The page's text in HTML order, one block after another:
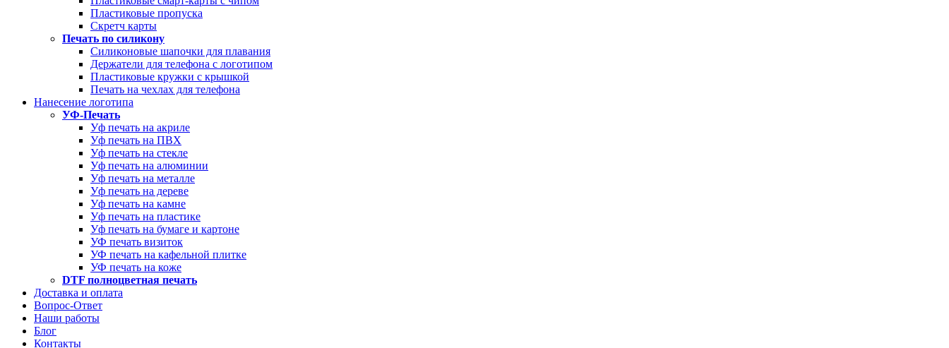
Пластиковые пропуска
Скретч карты
Печать по силикону
Силиконовые шапочки для плавания
Держатели для телефона с логотипом
Пластиковые кружки с крышкой
Печать на чехлах для телефона
Нанесение логотипа
УФ-Печать
Уф печать на акриле
Уф печать на ПВХ
Уф печать на стекле
Уф печать на алюминии
Уф печать на металле
Уф печать на дереве
Уф печать на камне
Уф печать на пластике
Уф печать на бумаге и картоне
УФ печать визиток
УФ печать на кафельной плитке
УФ печать на коже
DTF полноцветная печать
Доставка и оплата
Вопрос-Ответ
Наши работы
Блог
Контакты